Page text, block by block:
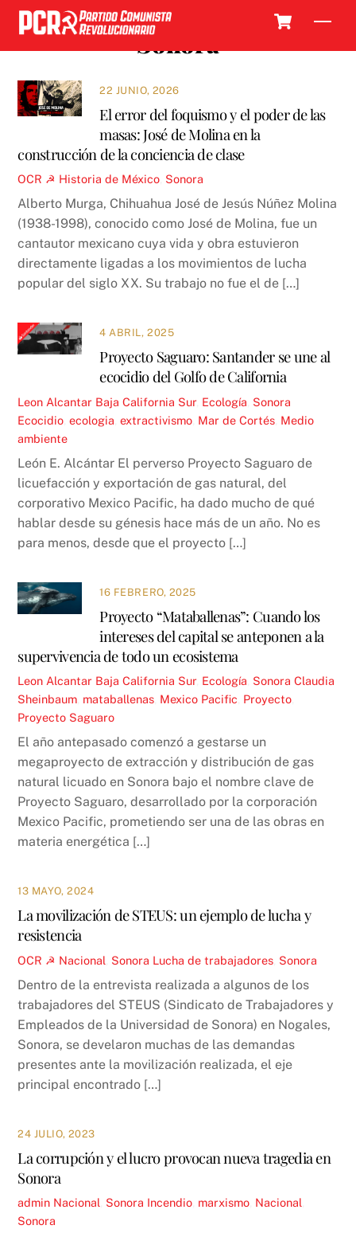
Skip
content
Sonora
22 JUNIO, 2026
El error del foquismo y el poder de las
masas: José de Molina en la
construcción de la conciencia de clase
OCR ☭ Historia de México Sonora
Alberto Murga, Chihuahua José de Jesús Núñez Molina
(1938-1998), conocido como José de Molina, fue un
cantautor mexicano cuya vida y obra estuvieron
directamente ligadas a los movimientos de lucha
popular del siglo XX. Su trabajo no fue el de […]
4 ABRIL, 2025
Proyecto Saguaro: Santander se une al
ecocidio del Golfo de California
Leon Alcantar Baja California Sur, Ecología Sonora
Ecocidio ,ecologia ,extractivismo Mar de Cortés Medio
ambiente
León E. Alcántar El perverso Proyecto Saguaro de
licuefacción y exportación de gas natural, del
corporativo Mexico Pacific, ha dado mucho de qué
hablar desde su génesis hace más de un año. No es
para menos, desde que el proyecto […]
16 FEBRERO, 2025
Proyecto “Mataballenas”: Cuando los
intereses del capital se anteponen a la
supervivencia de todo un ecosistema
Leon Alcantar Baja California Sur, Ecología Sonora Claudia
Sheinbaum mataballenas Mexico Pacific Proyecto
Proyecto Saguaro
El año antepasado comenzó a gestarse un
megaproyecto de extracción y distribución de gas
natural licuado en Sonora bajo el nombre clave de
Proyecto Saguaro, desarrollado por la corporación
Mexico Pacific, prometiendo ser una de las obras en
materia energética […]
13 MAYO, 2024
La movilización de STEUS: un ejemplo de lucha y
resistencia
OCR ☭ Nacional Sonora Lucha de trabajadores Sonora
Dentro de la entrevista realizada a algunos de los
trabajadores del STEUS (Sindicato de Trabajadores y
Empleados de la Universidad de Sonora) en Nogales,
Sonora, se develaron muchas de las demandas
presentes ante la movilización realizada, el eje
principal encontrado […]
24 JULIO, 2023
La corrupción y el lucro provocan nueva tragedia en
Sonora
admin Nacional Sonora Incendio marxismo Nacional
Sonora